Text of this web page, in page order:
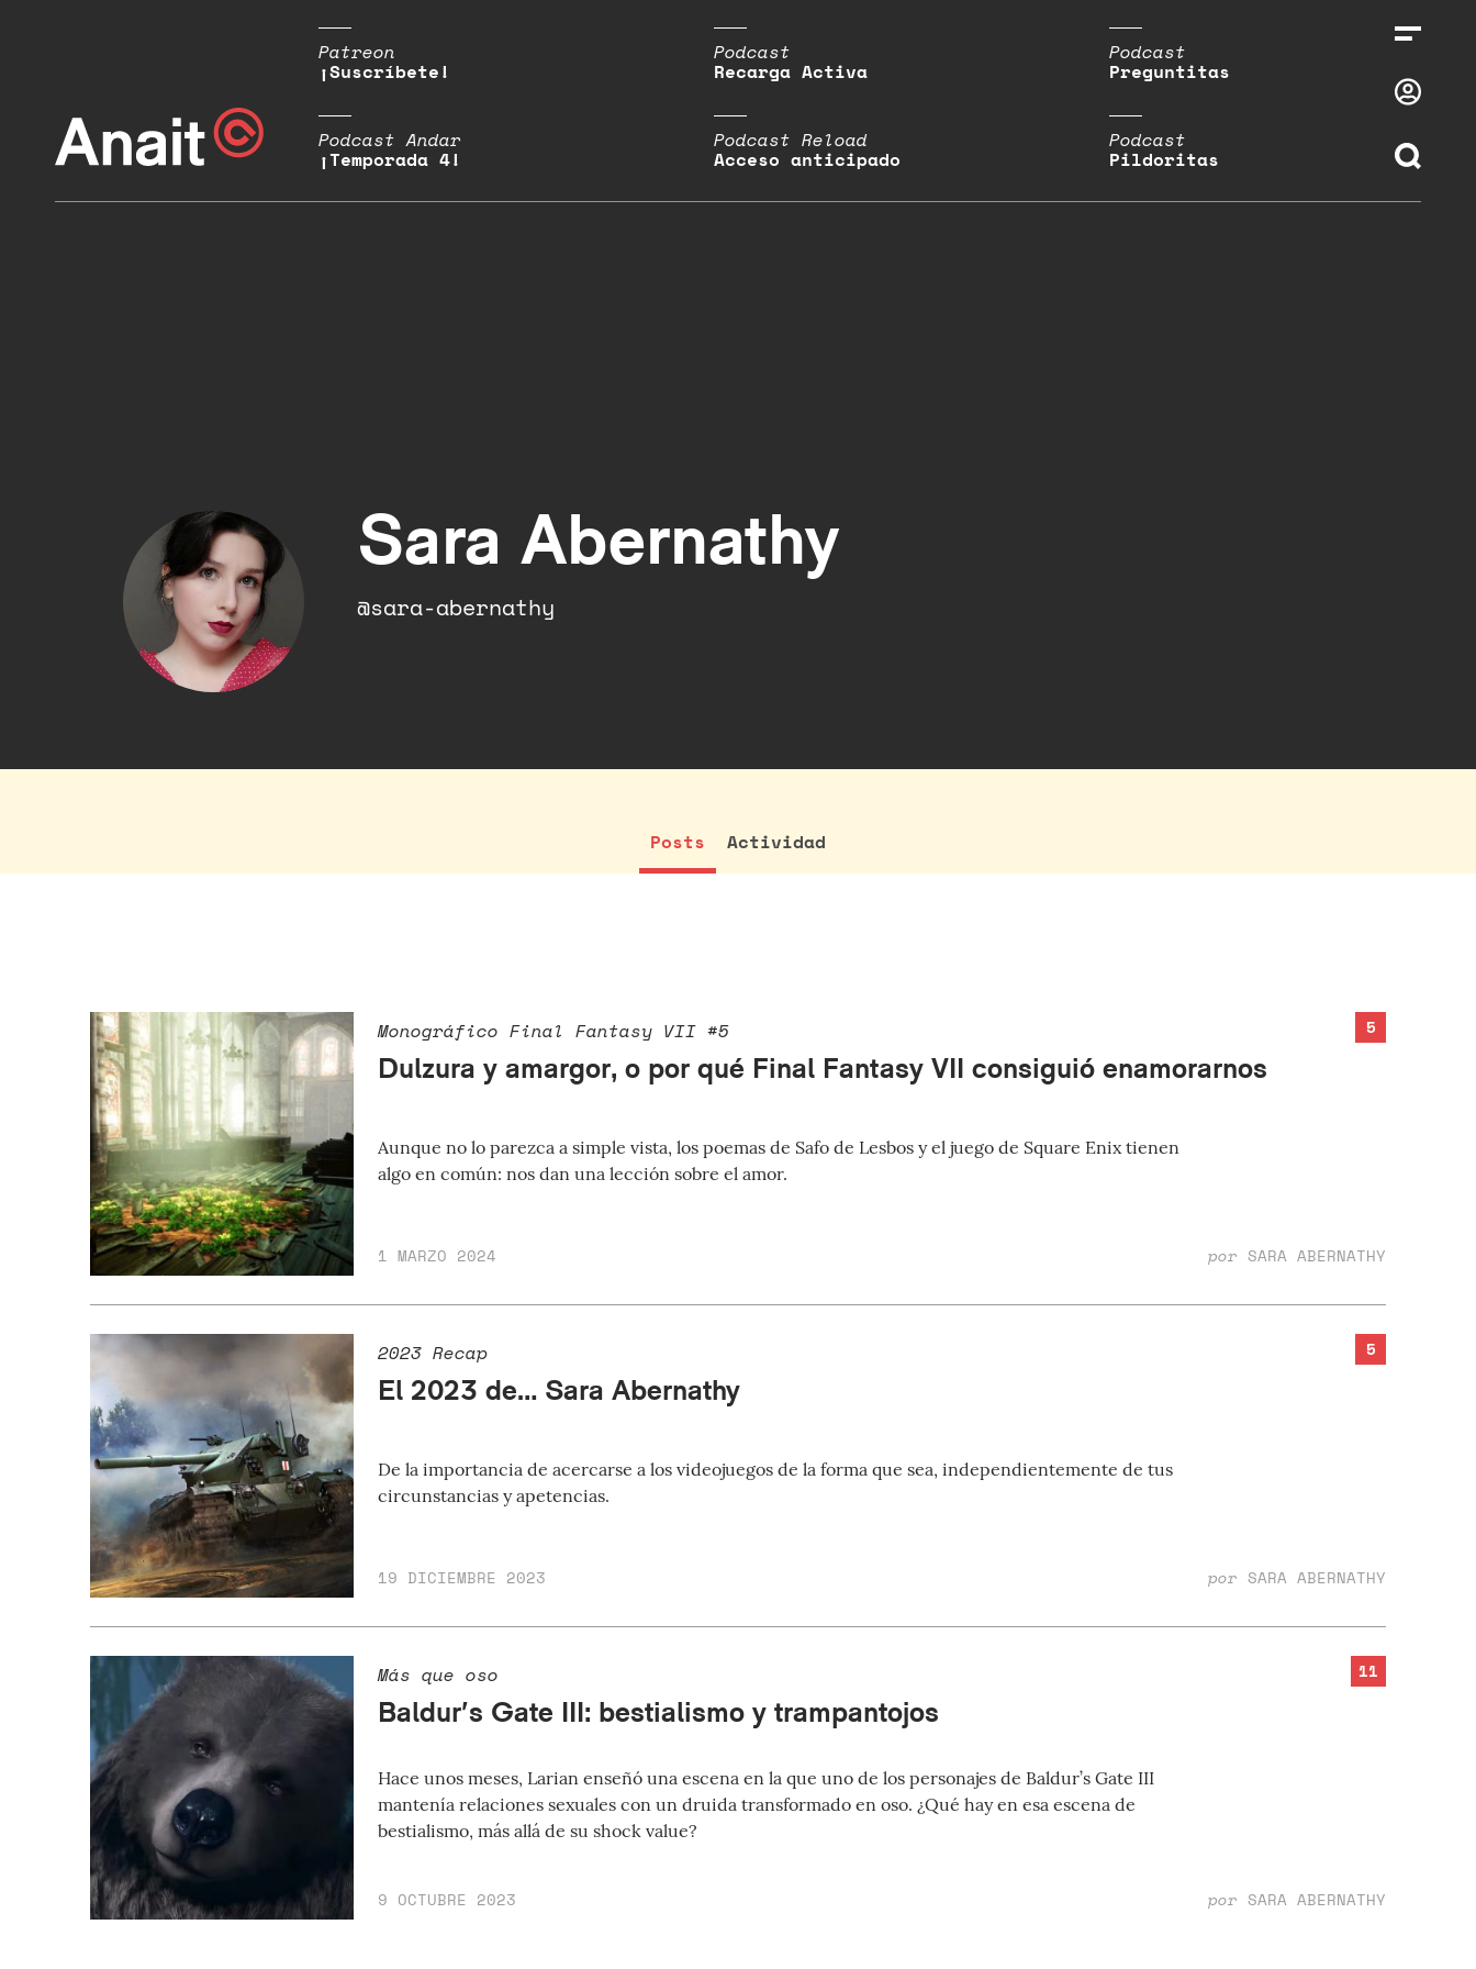
Patreon
¡Suscríbete!
Podcast
Recarga Activa
Podcast
Preguntitas
Podcast Andar
¡Temporada 4!
Podcast Reload
Acceso anticipado
Podcast
Pildoritas
Sara Abernathy
@sara-abernathy
Posts Actividad
5
Monográfico Final Fantasy VII #5
Dulzura y amargor, o por qué Final Fantasy VII consiguió enamorarnos
Aunque no lo parezca a simple vista, los poemas de Safo de Lesbos y el juego de Square Enix tienen
algo en común: nos dan una lección sobre el amor.
1 MARZO 2024 por SARA ABERNATHY
5
2023 Recap
El 2023 de… Sara Abernathy
De la importancia de acercarse a los videojuegos de la forma que sea, independientemente de tus
circunstancias y apetencias.
19 DICIEMBRE 2023 por SARA ABERNATHY
11
Más que oso
Baldur’s Gate III: bestialismo y trampantojos
Hace unos meses, Larian enseñó una escena en la que uno de los personajes de Baldur’s Gate III
mantenía relaciones sexuales con un druida transformado en oso. ¿Qué hay en esa escena de
bestialismo, más allá de su shock value?
9 OCTUBRE 2023 por SARA ABERNATHY